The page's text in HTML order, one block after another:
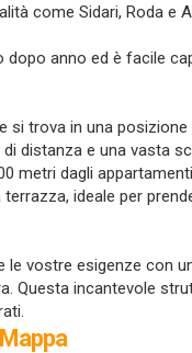
come Sidari, Roda e
anno ed è facile
trova in una
distanza e una vasta
metri dagli
ideale per
vostre esigenze con
Questa incantevole
Mappa